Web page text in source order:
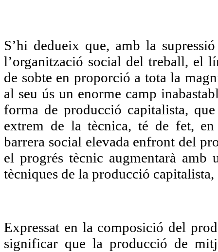
S’hi dedueix que, amb la
l’organització social del treball, el
de sobte en proporció a tota la
al seu ús un enorme camp
forma de producció capitalista,
extrem de la tècnica, té de fet,
barrera social elevada enfront del
el progrés tècnic augmentarà amb
tècniques de la producció
Expressat en la composició del
significar que la producció de